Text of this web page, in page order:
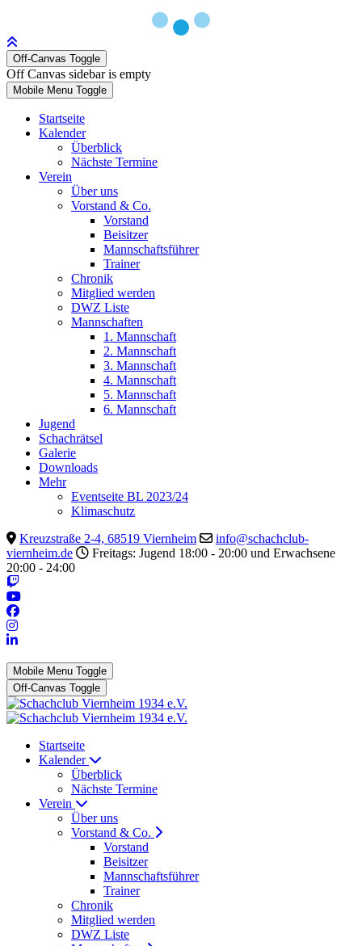
Off-Canvas Toggle
Off Canvas sidebar is empty
Mobile Menu Toggle
Startseite
Kalender
Überblick
Nächste Termine
Verein
Über uns
Vorstand & Co.
Vorstand
Beisitzer
Mannschaftsführer
Trainer
Chronik
Mitglied werden
DWZ Liste
Mannschaften
1. Mannschaft
2. Mannschaft
3. Mannschaft
4. Mannschaft
5. Mannschaft
6. Mannschaft
Jugend
Schachrätsel
Galerie
Downloads
Mehr
Eventseite BL 2023/24
Klimaschutz
Kreuzstraße 2-4, 68519 Viernheim
info@schachclub-
viernheim.de
Freitags: Jugend 18:00 - 20:00 und Erwachsene
20:00 - 24:00
Mobile Menu Toggle
Off-Canvas Toggle
Startseite
Kalender
Überblick
Nächste Termine
Verein
Über uns
Vorstand & Co.
Vorstand
Beisitzer
Mannschaftsführer
Trainer
Chronik
Mitglied werden
DWZ Liste